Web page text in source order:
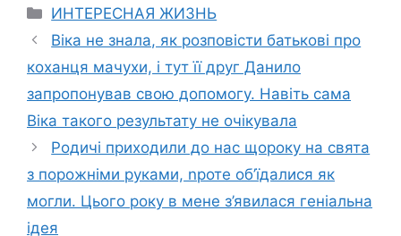
Categories
ИНТЕРЕСНАЯ ЖИЗНЬ
Віка не знала, як розповісти батькові про
коханця мачухи, і тут її друг Данило
запропонував свою допомогу. Навіть сама
Віка такого результату не очікувала
Родичі приходили до нас щороку на свята
з порожніми руками, nроте об’їдалися як
могли. Цього року в мене з’явилася геніальна
ідея